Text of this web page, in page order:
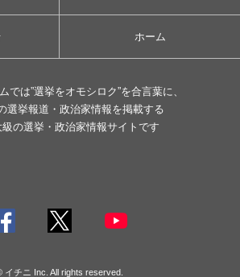
ホーム
では”選挙をオモシロク”を合言葉に、
選挙報道・政治家情報を掲載する
級の選挙・政治家情報サイトです
イチニ Inc. All rights reserved.